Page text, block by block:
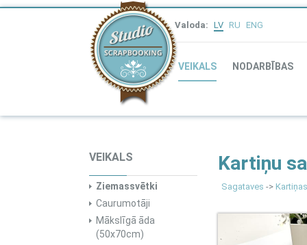
Valoda: LV RU ENG
VEIKALS NODARBĪBAS
VEIKALS
Ziemassvētki
Caurumotāji
Mākslīgā āda
(50x70cm)
Kartiņu
Sagataves ->